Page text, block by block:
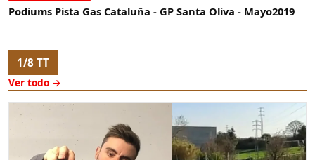
Podiums Pista Gas Cataluña - GP Santa Oliva - Mayo2019
1/8 TT
Ver todo →